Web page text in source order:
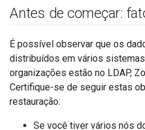
Antes de começar:
É possível observar que os
distribuídos em vários
organizações estão no LDAP,
Certifique-se de seguir estas
restauração:
Se você tiver vários nós